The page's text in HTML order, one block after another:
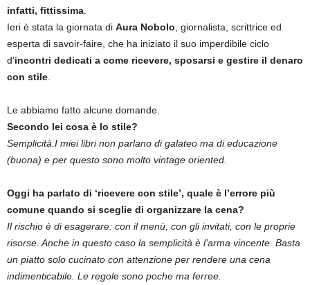
infatti, fittissima
Ieri è stata la giornata di Aura Nobolo , giornalista, scrittrice ed
esperta di savoir-faire, che ha iniziato il suo imperdibile ciclo
d’incontri dedicati a come ricevere, sposarsi e gestire il denaro
con stile
Le abbiamo fatto alcune domande.
Secondo lei cosa è lo stile?
Semplicità.I miei libri non parlano di galateo ma di educazione
(buona) e per questo sono molto vintage oriented.
Oggi ha parlato di ‘ricevere con stile’, quale è l’errore più
comune quando si sceglie di organizzare la cena?
Il rischio è di esagerare: con il menù, con gli invitati, con le proprie
risorse. Anche in questo caso la semplicità è l’arma vincente. Basta
un piatto solo cucinato con attenzione per rendere una cena
indimenticabile. Le regole sono poche ma ferree.